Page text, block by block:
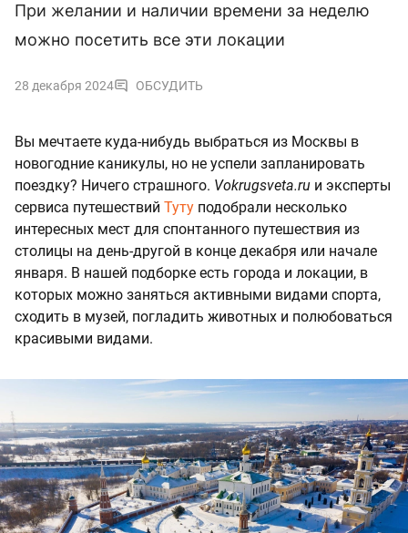
При желании и наличии времени за неделю
можно посетить все эти локации
28 декабря 2024 ОБСУДИТЬ
Вы мечтаете куда-нибудь выбраться из Москвы в
новогодние каникулы, но не успели запланировать
поездку? Ничего страшного. Vokrugsveta.ru и эксперты
сервиса путешествий Туту подобрали несколько
интересных мест для спонтанного путешествия из
столицы на день-другой в конце декабря или начале
января. В нашей подборке есть города и локации, в
которых можно заняться активными видами спорта,
сходить в музей, погладить животных и полюбоваться
красивыми видами.